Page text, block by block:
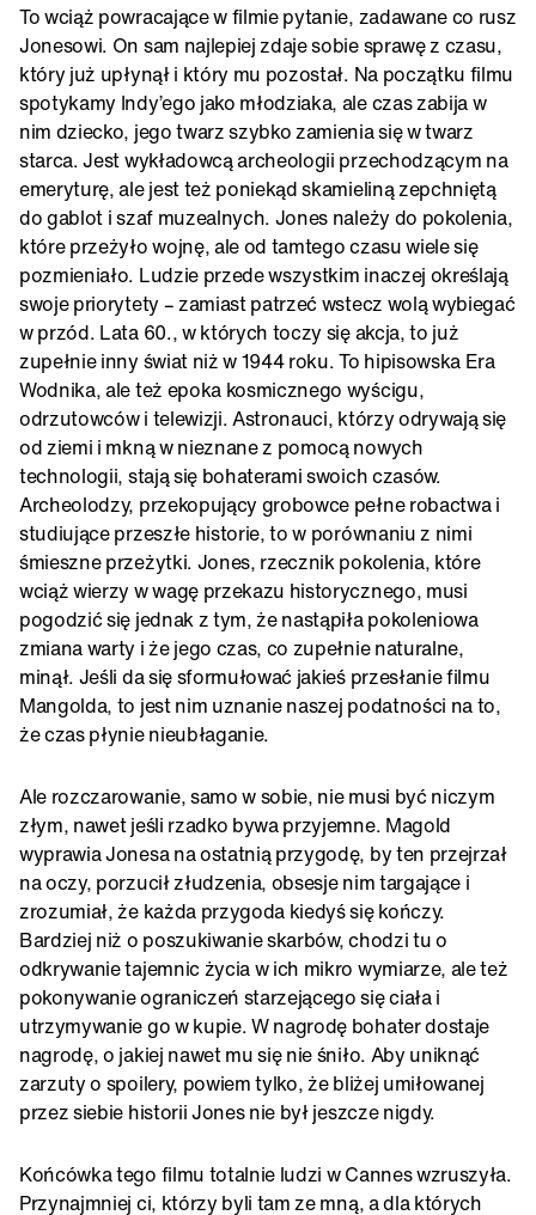
To wciąż powracające w filmie pytanie, zadawane co rusz
Jonesowi. On sam najlepiej zdaje sobie sprawę z czasu,
który już upłynął i który mu pozostał. Na początku filmu
spotykamy Indy’ego jako młodziaka, ale czas zabija w
nim dziecko, jego twarz szybko zamienia się w twarz
starca. Jest wykładowcą archeologii przechodzącym na
emeryturę, ale jest też poniekąd skamieliną zepchniętą
do gablot i szaf muzealnych. Jones należy do pokolenia,
które przeżyło wojnę, ale od tamtego czasu wiele się
pozmieniało. Ludzie przede wszystkim inaczej określają
swoje priorytety – zamiast patrzeć wstecz wolą wybiegać
w przód. Lata 60., w których toczy się akcja, to już
zupełnie inny świat niż w 1944 roku. To hipisowska Era
Wodnika, ale też epoka kosmicznego wyścigu,
odrzutowców i telewizji. Astronauci, którzy odrywają się
od ziemi i mkną w nieznane z pomocą nowych
technologii, stają się bohaterami swoich czasów.
Archeolodzy, przekopujący grobowce pełne robactwa i
studiujące przeszłe historie, to w porównaniu z nimi
śmieszne przeżytki. Jones, rzecznik pokolenia, które
wciąż wierzy w wagę przekazu historycznego, musi
pogodzić się jednak z tym, że nastąpiła pokoleniowa
zmiana warty i że jego czas, co zupełnie naturalne,
minął. Jeśli da się sformułować jakieś przesłanie filmu
Mangolda, to jest nim uznanie naszej podatności na to,
że czas płynie nieubłaganie.
Ale rozczarowanie, samo w sobie, nie musi być niczym
złym, nawet jeśli rzadko bywa przyjemne. Magold
wyprawia Jonesa na ostatnią przygodę, by ten przejrzał
na oczy, porzucił złudzenia, obsesje nim targające i
zrozumiał, że każda przygoda kiedyś się kończy.
Bardziej niż o poszukiwanie skarbów, chodzi tu o
odkrywanie tajemnic życia w ich mikro wymiarze, ale też
pokonywanie ograniczeń starzejącego się ciała i
utrzymywanie go w kupie. W nagrodę bohater dostaje
nagrodę, o jakiej nawet mu się nie śniło. Aby uniknąć
zarzuty o spoilery, powiem tylko, że bliżej umiłowanej
przez siebie historii Jones nie był jeszcze nigdy.
Końcówka tego filmu totalnie ludzi w Cannes wzruszyła.
Przynajmniej ci, którzy byli tam ze mną, a dla których